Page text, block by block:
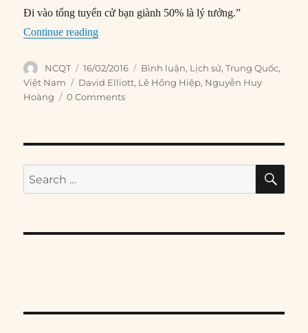
Đi vào tổng tuyển cử bạn giành 50% là lý tưởng.”
Continue reading“Hội nghị Thành Đô và tình thế ngoại giao Việt
Author
NCQT
Posted
on
16/02/2016 Categories
Bình luận, Lịch sử,Trung Quốc,
Việt Nam
Tags
David Elliott, Lê Hồng Hiệp, Nguyễn Huy
Hoàng
0 Comments
Search
for: